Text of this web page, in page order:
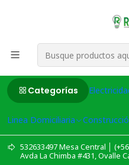
Categorías
Linea Domiciliaria
532633497 Mesa Central │
Avda La Chimba #431, Ovalle